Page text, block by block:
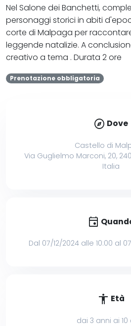
Nel Salone dei Banchetti,
personaggi storici in abiti
corte di Malpaga per
leggende natalizie. A
creativo a tema . Durata 2 ore
Prenotazione obbligatoria
explore Dove
Castello di
Via Guglielmo Marconi, 20,
Italia
event
Dal 07/12/2024 alle 10:00 al
accessibility Età
dai 3 anni ai 10